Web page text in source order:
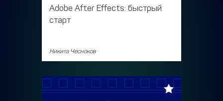
Adobe After Effects: быстрый
старт
Никита Чесноков